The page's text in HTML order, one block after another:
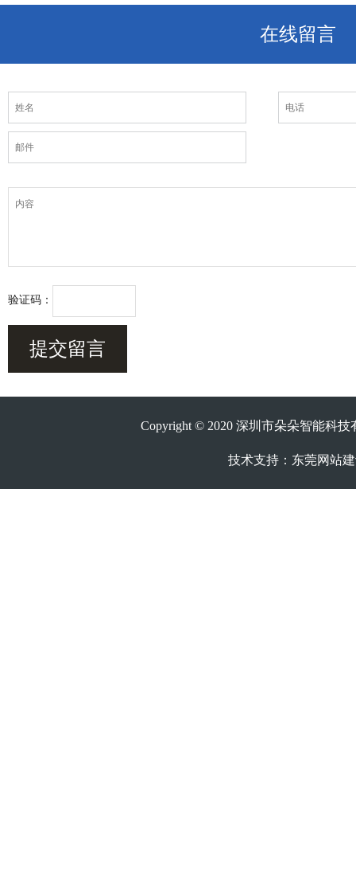
在线留言
验证码：
Copyright © 2020 深圳市朵朵智能科
技术支持： 东莞网站